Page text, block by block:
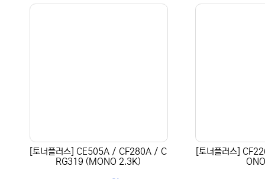
[토너플러스] CE505A / CF280A / C
RG319 (MONO 2.3K)
[토너플러스]